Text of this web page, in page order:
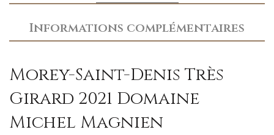
Informations complémentaires
Morey-Saint-Denis Très
Girard 2021 Domaine
Michel Magnien